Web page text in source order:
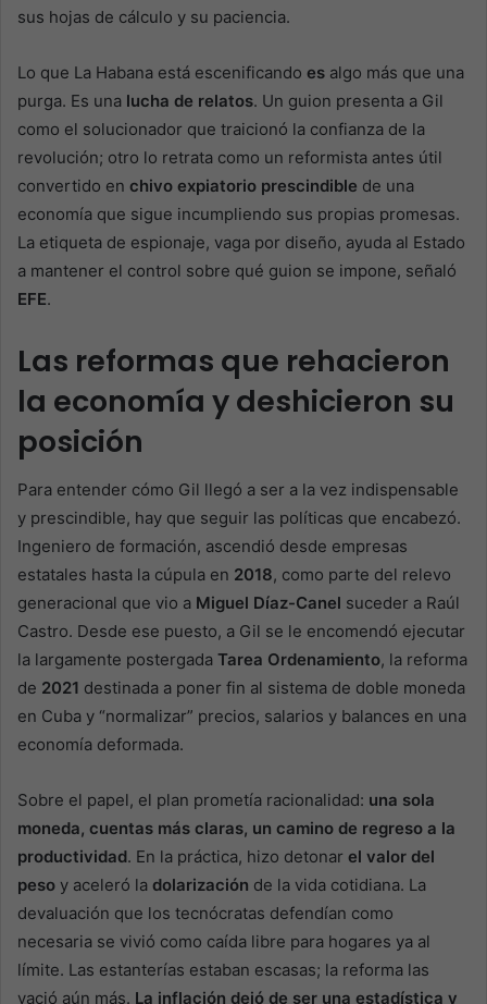
sus hojas de cálculo y su paciencia.
Lo que La Habana está escenificando es algo más que una
purga. Es una lucha de relatos. Un guion presenta a Gil
como el solucionador que traicionó la confianza de la
revolución; otro lo retrata como un reformista antes útil
convertido en chivo expiatorio prescindible de una
economía que sigue incumpliendo sus propias promesas.
La etiqueta de espionaje, vaga por diseño, ayuda al Estado
a mantener el control sobre qué guion se impone, señaló
EFE.
Las reformas que rehacieron
la economía y deshicieron su
posición
Para entender cómo Gil llegó a ser a la vez indispensable
y prescindible, hay que seguir las políticas que encabezó.
Ingeniero de formación, ascendió desde empresas
estatales hasta la cúpula en 2018, como parte del relevo
generacional que vio a Miguel Díaz-Canel suceder a Raúl
Castro. Desde ese puesto, a Gil se le encomendó ejecutar
la largamente postergada Tarea Ordenamiento, la reforma
de 2021 destinada a poner fin al sistema de doble moneda
en Cuba y “normalizar” precios, salarios y balances en una
economía deformada.
Sobre el papel, el plan prometía racionalidad: una sola
moneda, cuentas más claras, un camino de regreso a la
productividad. En la práctica, hizo detonar el valor del
peso y aceleró la dolarización de la vida cotidiana. La
devaluación que los tecnócratas defendían como
necesaria se vivió como caída libre para hogares ya al
límite. Las estanterías estaban escasas; la reforma las
vació aún más. La inflación dejó de ser una estadística y